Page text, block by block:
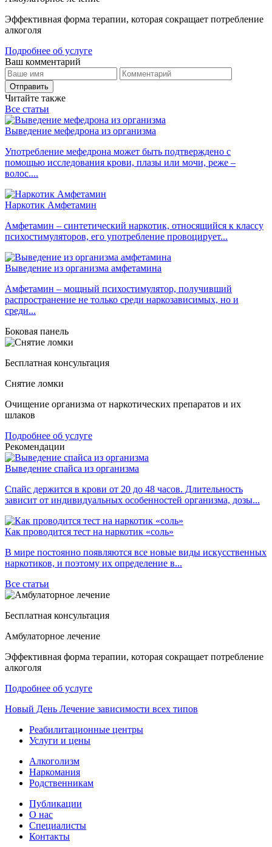
Эффективная форма терапии, которая сокращает потребление
алкоголя
Подробнее об услуге
Ваш комментарий
Отправить
Читайте также
Все статьи
Выведение мефедрона из организма
Употребление мефедрона может быть подтверждено с
помощью исследования крови, плазы или мочи, реже –
волос....
Наркотик Амфетамин
Амфетамин – синтетический наркотик, относящийся к классу
психостимуляторов, его употребление провоцирует...
Выведение из организма амфетамина
Амфетамин – мощный психостимулятор, получивший
распространение не только среди наркозависимых, но и
среди...
Боковая панель
Бесплатная консультация
Снятие ломки
Очищение организма от наркотических препаратов и их
шлаков
Подробнее об услуге
Рекомендации
Выведение спайса из организма
Спайс держится в крови от 20 до 48 часов. Длительность
зависит от индивидуальных особенностей организма, дозы...
Как проводится тест на наркотик «соль»
В мире постоянно появляются все новые виды искусственных
наркотиков, и поэтому их определение в...
Все статьи
Бесплатная консультация
Амбулаторное лечение
Эффективная форма терапии, которая сокращает потребление
алкоголя
Подробнее об услуге
Новый День Лечение зависимости всех типов
Реабилитационные центры
Услуги и цены
Алкоголизм
Наркомания
Родственникам
Публикации
О нас
Специалисты
Контакты